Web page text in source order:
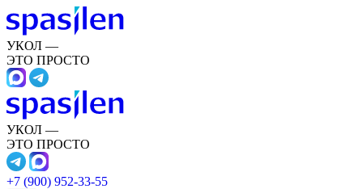
УКОЛ —
ЭТО ПРОСТО
УКОЛ —
ЭТО ПРОСТО
+7 (900) 952-33-55